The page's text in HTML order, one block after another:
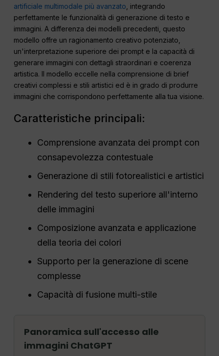
artificiale multimodale più avanzato , integrando
perfettamente le funzionalità di generazione di testo e
immagini. A differenza dei modelli precedenti, questo
modello offre un ragionamento creativo potenziato,
un'interpretazione superiore dei prompt e la capacità di
generare immagini con dettagli straordinari e coerenza
artistica. Il modello eccelle nella comprensione di brief
creativi complessi e stili artistici ed è in grado di produrre
immagini che corrispondono perfettamente alla tua visione.
Caratteristiche principali:
Comprensione avanzata dei prompt con
consapevolezza contestuale
Generazione di stili fotorealistici e artistici
Rendering del testo superiore all'interno
delle immagini
Composizione avanzata e applicazione
della teoria dei colori
Supporto per la generazione di scene
complesse
Capacità di fusione multi-stile
Panoramica sull'accesso alle
immagini ChatGPT